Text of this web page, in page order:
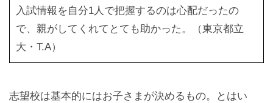
入試情報を自分1人で把握するのは心配だったの
で、親がしてくれてとても助かった。（東京都立
大・T.A）
志望校は基本的にはお子さまが決めるもの。とはい